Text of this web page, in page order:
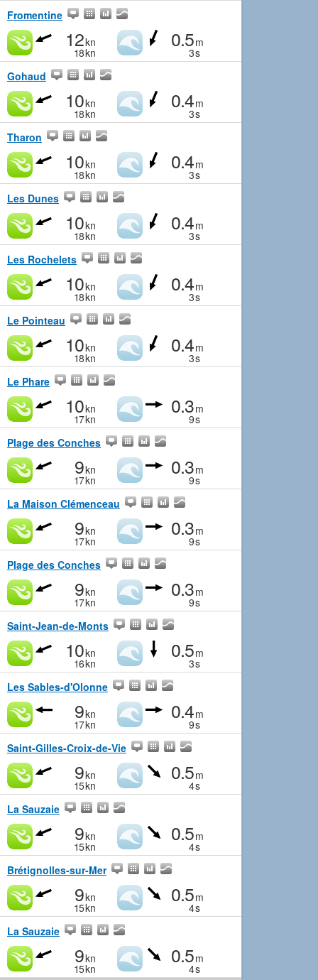
Fromentine
12kn
18kn
0.5m
3s
Gohaud
10kn
18kn
0.4m
3s
Tharon
10kn
18kn
0.4m
3s
Les Dunes
10kn
18kn
0.4m
3s
Les Rochelets
10kn
18kn
0.4m
3s
Le Pointeau
10kn
18kn
0.4m
3s
Le Phare
10kn
17kn
0.3m
9s
Plage des Conches
9kn
17kn
0.3m
9s
La Maison Clémenceau
9kn
17kn
0.3m
9s
Plage des Conches
9kn
17kn
0.3m
9s
Saint-Jean-de-Monts
10kn
16kn
0.5m
3s
Les Sables-d'Olonne
9kn
17kn
0.4m
9s
Saint-Gilles-Croix-de-Vie
9kn
15kn
0.5m
4s
La Sauzaie
9kn
15kn
0.5m
4s
Brétignolles-sur-Mer
9kn
15kn
0.5m
4s
La Sauzaie
9kn
15kn
0.5m
4s